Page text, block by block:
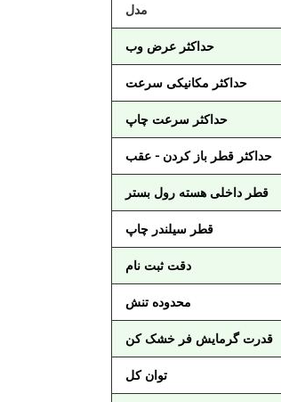
مدل
حداکثر مکانیکی سرعت
حداکثر سرعت چاپ
حداکثر قطر باز کردن - عقب
قطر داخلی هسته رول بستر
قطر سیلندر چاپ
دقت ثبت نام
محدوده تنش
قدرت گرمایش فر خشک کن
توان کل